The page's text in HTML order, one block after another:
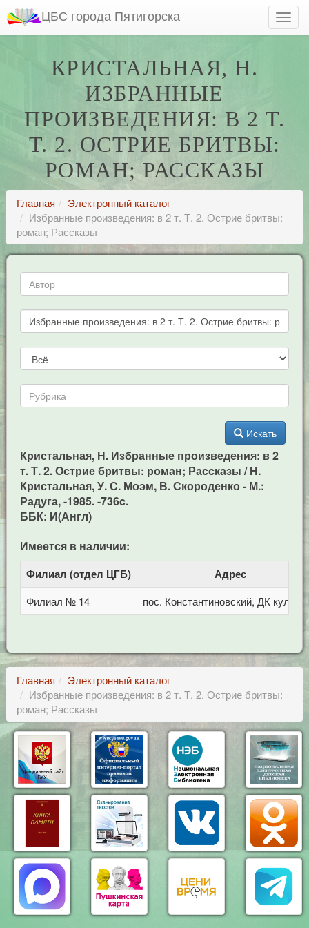
ЦБС города Пятигорска
КРИСТАЛЬНАЯ, Н.
ИЗБРАННЫЕ
ПРОИЗВЕДЕНИЯ: В 2 Т.
Т. 2. ОСТРИЕ БРИТВЫ:
РОМАН; РАССКАЗЫ
Главная
Электронный каталог
Избранные произведения: в 2 т. Т. 2. Острие бритвы:
роман; Рассказы
Искать
Кристальная, Н. Избранные произведения: в 2
т. Т. 2. Острие бритвы: роман; Рассказы / Н.
Кристальная, У. С. Моэм, В. Скороденко - М.:
Радуга, -1985. -736c.
ББК: И(Англ)
Имеется в наличии:
Филиал (отдел ЦГБ) Адрес
Филиал № 14 пос. Константиновский, ДК
Главная
Электронный каталог
Избранные произведения: в 2 т. Т. 2. Острие бритвы:
роман; Рассказы